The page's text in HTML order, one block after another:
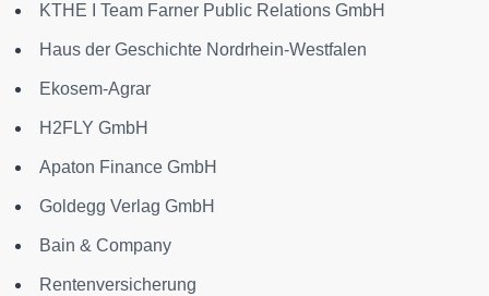
KTHE I Team Farner Public Relations GmbH
Haus der Geschichte Nordrhein-Westfalen
Ekosem-Agrar
H2FLY GmbH
Apaton Finance GmbH
Goldegg Verlag GmbH
Bain & Company
Rentenversicherung